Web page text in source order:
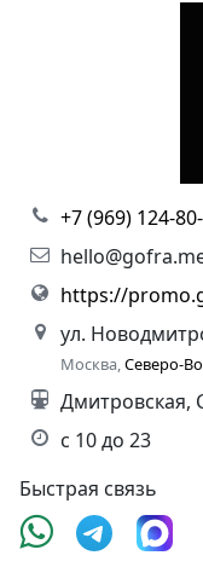
+7 (969) 124-
https://
ул.
Москва,Северо-
Дмитровская,
с 10 до 23
Быстрая связь